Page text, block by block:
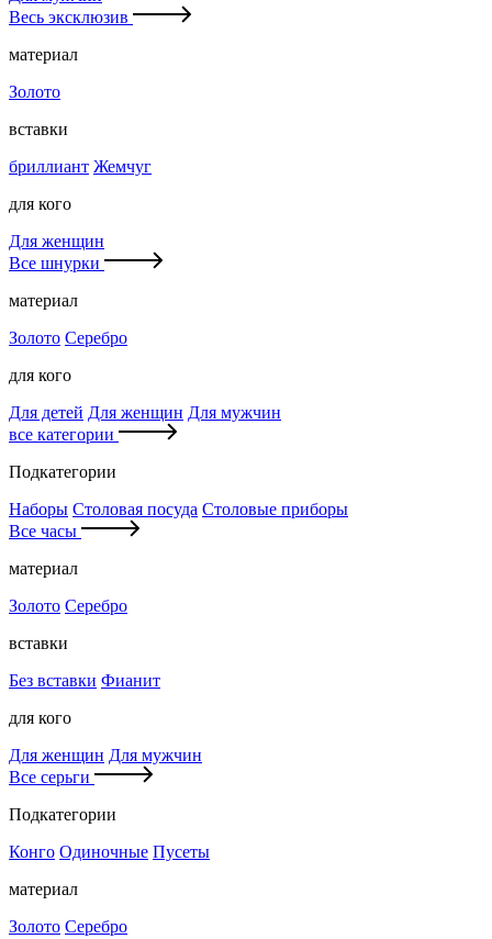
Весь эксклюзив
материал
Золото
вставки
бриллиант Жемчуг
для кого
Для женщин
Все шнурки
материал
Золото Серебро
для кого
Для детей Для женщин Для мужчин
все категории
Подкатегории
Наборы Столовая посуда Столовые приборы
Все часы
материал
Золото Серебро
вставки
Без вставки Фианит
для кого
Для женщин Для мужчин
Все серьги
Подкатегории
Конго Одиночные Пусеты
материал
Золото Серебро